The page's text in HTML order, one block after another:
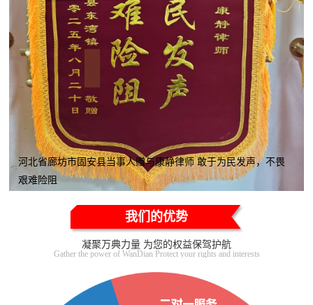
河北省廊坊市固安县当事人赠与康静律师 敢于为民发声，不畏
艰难险阻
我们的优势
凝聚万典力量 为您的权益保驾护航
Gather the power of WanDian Protect your rights and interests